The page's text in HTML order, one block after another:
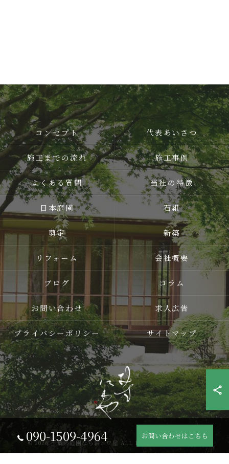
090-1509-4964 お問い合わせはこちら
コンセプト 代表あいさつ
施工までの流れ 施工事例
よくある質問 当社の特徴
日本庭園 石組
剪定 新築
リフォーム 会社概要
ブログ コラム
お問い合わせ 求人広告
プライバシーポリシー サイトマップ
© 2026 千葉の造園なら結ニワ屋 ALL RIGHTS RESERVED.